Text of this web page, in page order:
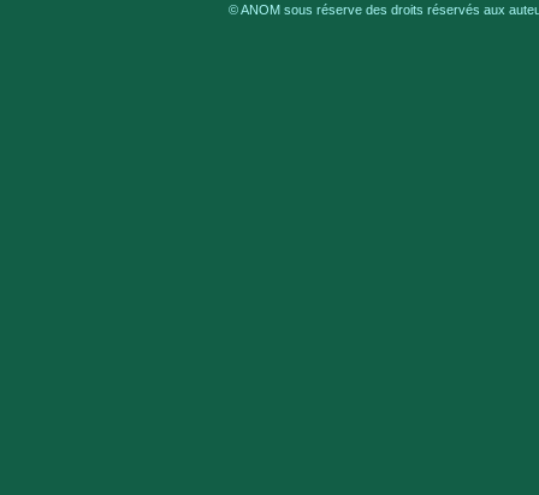
© ANOM sous réserve des droits réservés aux